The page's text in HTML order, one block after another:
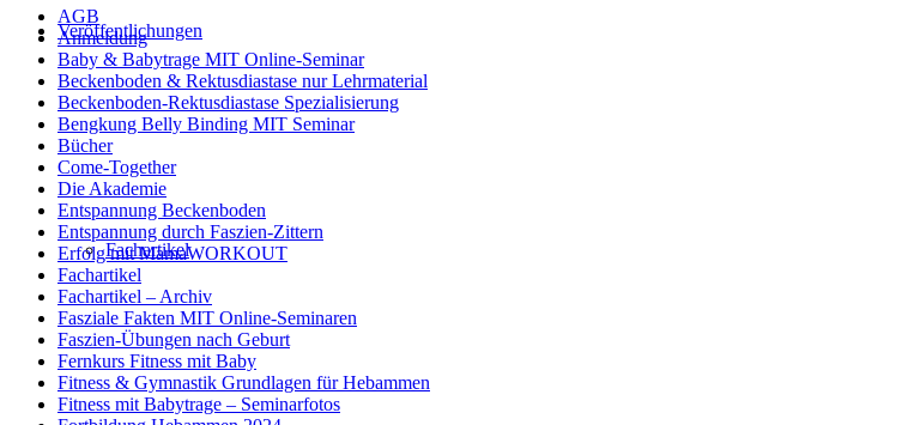
Veröffentlichungen
Fachartikel
AGB
Anmeldung
Baby & Babytrage MIT Online-Seminar
Beckenboden & Rektusdiastase nur Lehrmaterial
Beckenboden-Rektusdiastase Spezialisierung
Bengkung Belly Binding MIT Seminar
Bücher
Come-Together
Die Akademie
Entspannung Beckenboden
Entspannung durch Faszien-Zittern
Erfolg mit MamaWORKOUT
Fachartikel
Fachartikel – Archiv
Fasziale Fakten MIT Online-Seminaren
Faszien-Übungen nach Geburt
Fernkurs Fitness mit Baby
Fitness & Gymnastik Grundlagen für Hebammen
Fitness mit Babytrage – Seminarfotos